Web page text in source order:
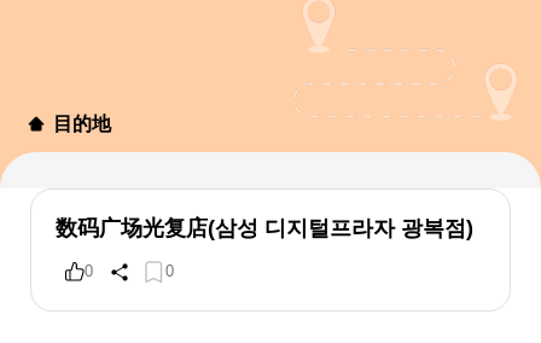
目的地
数码广场光复店(삼성 디지털프라자 광복점)
0 0